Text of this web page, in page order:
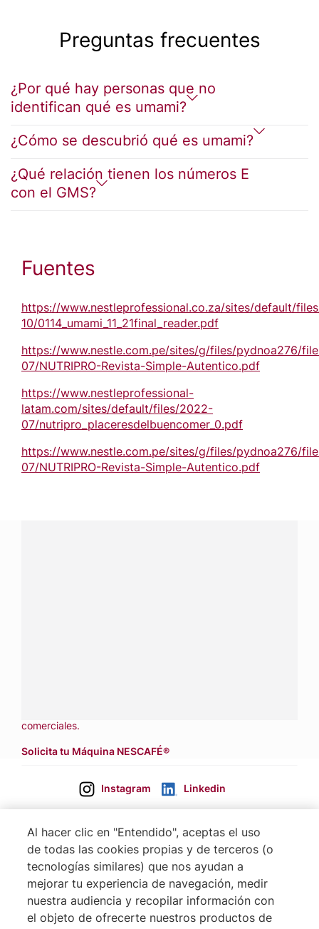
Preguntas frecuentes
¿Por qué hay personas que no
identifican qué es umami?
¿Cómo se descubrió qué es umami?
¿Qué relación tienen los números E
con el GMS?
Fuentes
https://www.nestleprofessional.co.za/sites/default/
10/0114_umami_11_21final_reader.pdf
https://www.nestle.com.pe/sites/g/files/pydnoa276/
07/NUTRIPRO-Revista-Simple-Autentico.pdf
https://www.nestleprofessional-
latam.com/sites/default/files/2022-
07/nutripro_placeresdelbuencomer_0.pdf
https://www.nestle.com.pe/sites/g/files/pydnoa276/
07/NUTRIPRO-Revista-Simple-Autentico.pdf
comerciales.
Solicita tu Máquina NESCAFÉ®
Instagram Linkedin
Footer
Terminos & Condiciones
Al hacer clic en "Entendido", aceptas el uso
de todas las cookies propias y de terceros (o
tecnologías similares) que nos ayudan a
mejorar tu experiencia de navegación, medir
nuestra audiencia y recopilar información con
el objeto de ofrecerte nuestros productos de